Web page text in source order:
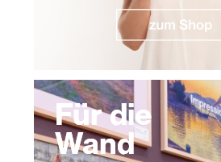
Für die
Wand